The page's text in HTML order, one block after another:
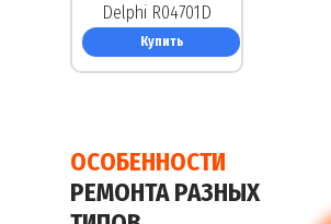
Купить
Delphi R04701D
ОСОБЕННОСТИ
РЕМОНТА РАЗНЫХ